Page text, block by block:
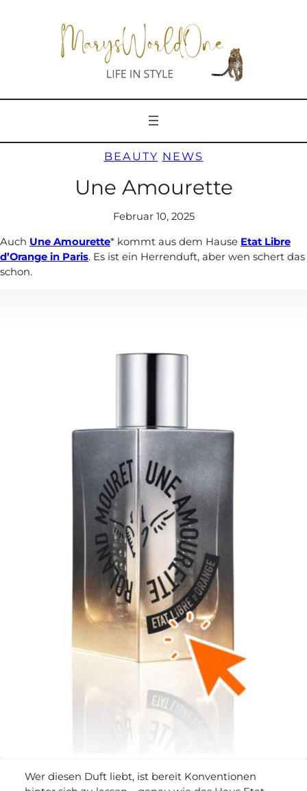
BEAUTY NEWS
Une Amourette
Februar 10, 2025
Auch Une Amourette* kommt aus dem Hause Etat Libre
d’Orange in Paris. Es ist ein Herrenduft, aber wen schert das
schon.
Wer diesen Duft liebt, ist bereit Konventionen